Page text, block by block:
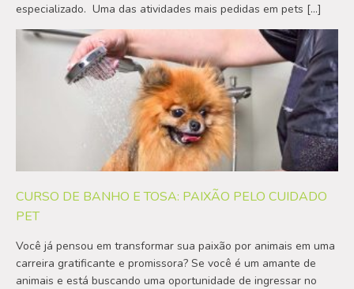
especializado. Uma das atividades mais pedidas em pets […]
CURSO DE BANHO E TOSA: PAIXÃO PELO CUIDADO
PET
Você já pensou em transformar sua paixão por animais em uma
carreira gratificante e promissora? Se você é um amante de
animais e está buscando uma oportunidade de ingressar no